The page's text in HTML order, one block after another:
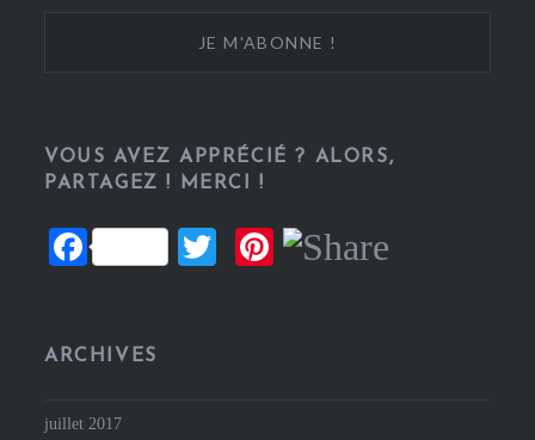
VOUS AVEZ APPRÉCIÉ ? ALORS,
PARTAGEZ ! MERCI !
FacebookTwitterPinterest
ARCHIVES
juillet 2017